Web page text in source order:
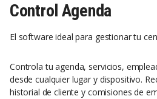
Control Agenda
El software ideal para gestionar tu
Controla tu agenda, servicios,
desde cualquier lugar y dispositivo.
historial de cliente y comisiones de